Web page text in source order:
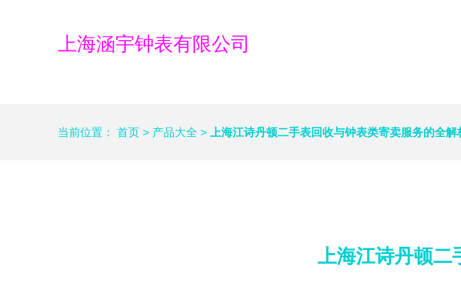
上海涵宇钟表有限公司
当前位置： 首页 > 产品大全 > 上海江诗丹顿二手表回收与钟表类寄卖服务的全解
上海江诗丹顿二